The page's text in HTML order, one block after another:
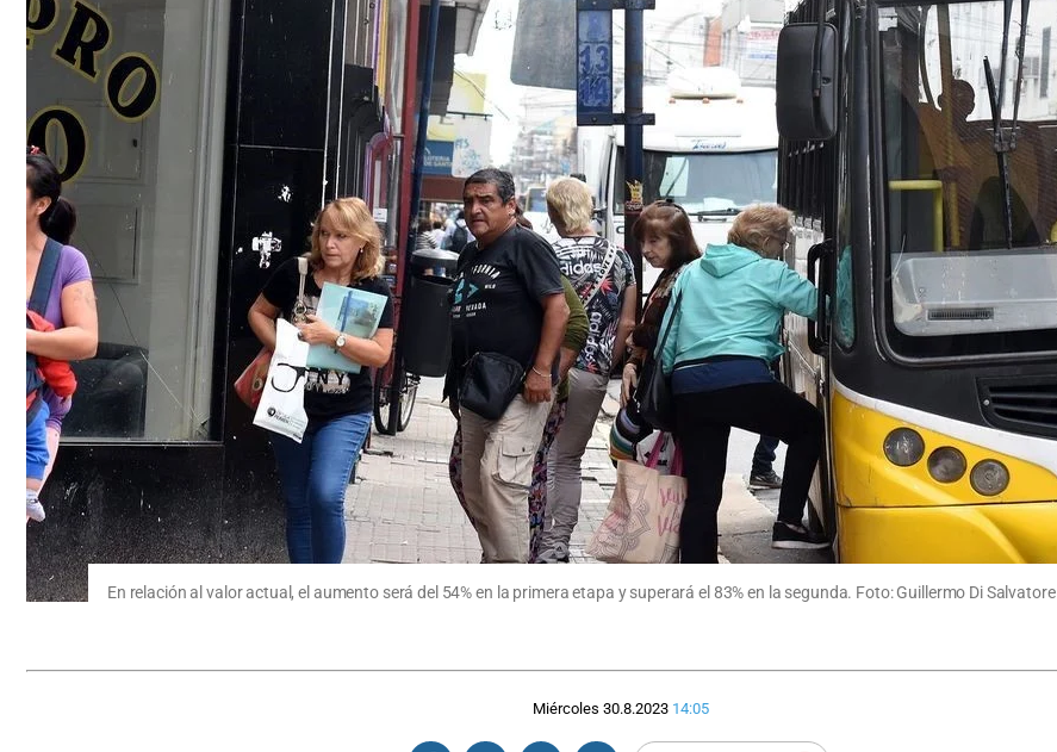
En relación al valor actual, el aumento será del 54% en la primera etapa y superará el 83% en la segunda. Foto: Guillermo Di Salvatore
Miércoles 30.8.2023 14:05